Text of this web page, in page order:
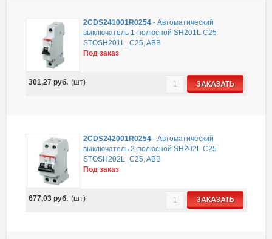
2CDS241001R0254- Автоматический
выключатель 1-полюсной SH201L C25
STOSH201L_C25, ABB
Под заказ
301,27 руб. (шт) ЗАКАЗАТЬ
2CDS242001R0254- Автоматический
выключатель 2-полюсной SH202L C25
STOSH202L_C25, ABB
Под заказ
677,03 руб. (шт) ЗАКАЗАТЬ